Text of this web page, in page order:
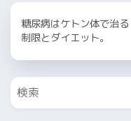
糖尿病はケトン体で治
制限とダイエット。